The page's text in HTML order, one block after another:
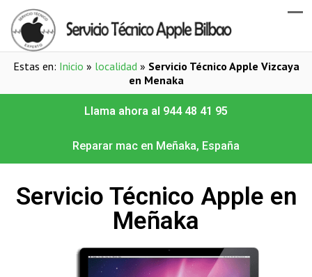
Estas en: Inicio » localidad» Servicio Técnico Apple Vizcaya
en Menaka
Llama ahora al 944 48 41 95
Reparar mac en Meñaka, España
Servicio Técnico Apple en
Meñaka